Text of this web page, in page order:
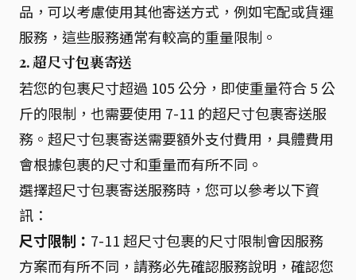
品，可以考慮使用其他寄送方式，例如宅配或貨運
服務，這些服務通常有較高的重量限制。
2. 超尺寸包裹寄送
若您的包裹尺寸超過 105 公分，即使重量符合 5 公
斤的限制，也需要使用 7-11 的超尺寸包裹寄送服
務。超尺寸包裹寄送需要額外支付費用，具體費用
會根據包裹的尺寸和重量而有所不同。
選擇超尺寸包裹寄送服務時，您可以參考以下資
訊：
尺寸限制： 7-11 超尺寸包裹的尺寸限制會因服務
方案而有所不同，請務必先確認服務說明，確認您